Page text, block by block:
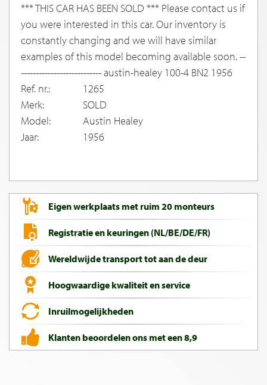
*** THIS CAR HAS BEEN SOLD *** Please contact us if
you were interested in this car. Our inventory is
constantly changing and we will have similar
examples of this model becoming available soon. --
--------------------------- austin-healey 100-4 BN2 1956
Ref. nr.:
1265
Merk:
SOLD
Model:
Austin Healey
Jaar:
1956
Eigen werkplaats met ruim 20 monteurs
Registratie en keuringen (NL/BE/DE/FR)
Wereldwijde transport tot aan de deur
Hoogwaardige kwaliteit en service
Inruilmogelijkheden
Klanten beoordelen ons met een 8,9